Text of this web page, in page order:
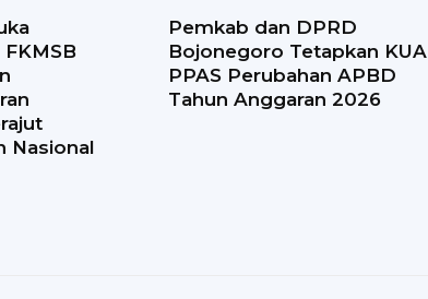
Nasional
Pemkab dan DPRD
Bojonegoro Tetapkan KUA
PPAS Perubahan APBD
Tahun Anggaran 2026